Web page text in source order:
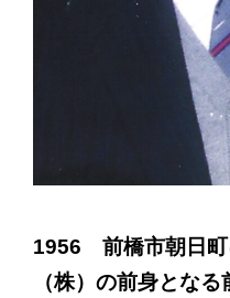
1956 前橋市朝日町
（株）の前身とな